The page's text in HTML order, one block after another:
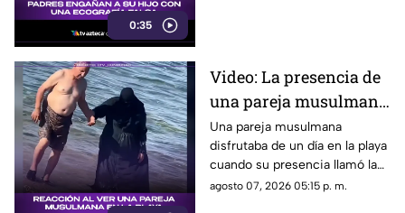
0:35
Video: La presencia de
una pareja musulmana
en la playa provoca
reacciones
Una pareja musulmana
disfrutaba de un día en la playa
cuando su presencia llamó la
atención de los presentes.
agosto 07, 2026 05:15 p. m.